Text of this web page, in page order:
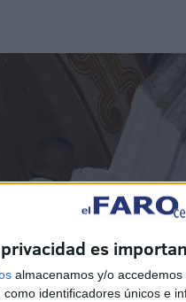
es
almacenamos y/o
identificadores únicos e